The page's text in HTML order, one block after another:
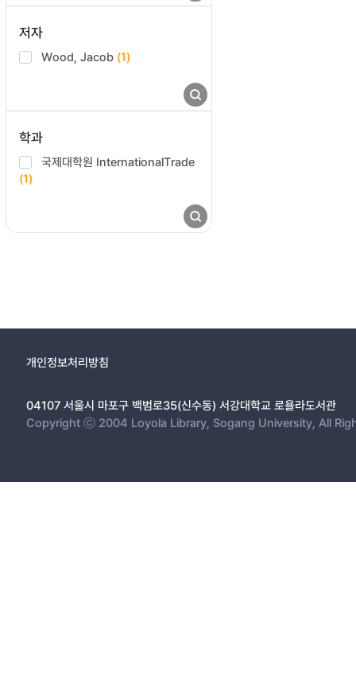
저자
Wood, Jacob (1)
학과
국제대학원 InternationalTrade
(1)
개인정보처리방침
04107 서울시 마포구 백범로35(신수동) 서강대학교 로욜라도서관
Copyright ⓒ 2004 Loyola Library, Sogang University, All